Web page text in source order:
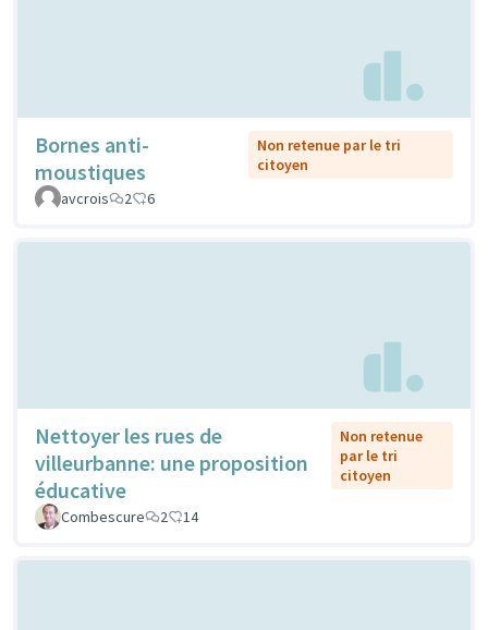
Bornes anti-
moustiques
Non retenue par le tri
citoyen
avcrois
2 6
Nettoyer les rues de
villeurbanne: une proposition
éducative
Non retenue
par le tri
citoyen
Combescure 2 14